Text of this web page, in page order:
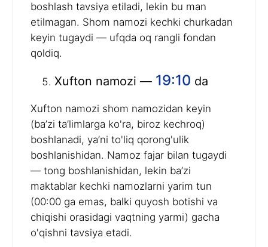
boshlash tavsiya etiladi, lekin bu man
etilmagan. Shom namozi kechki churkadan
keyin tugaydi — ufqda oq rangli fondan
qoldiq.
Xufton namozi — 19:10 da
Xufton namozi shom namozidan keyin
(ba’zi ta’limlarga ko'ra, biroz kechroq)
boshlanadi, ya’ni to'liq qorong'ulik
boshlanishidan. Namoz fajar bilan tugaydi
— tong boshlanishidan, lekin ba’zi
maktablar kechki namozlarni yarim tun
(00:00 ga emas, balki quyosh botishi va
chiqishi orasidagi vaqtning yarmi) gacha
o'qishni tavsiya etadi.